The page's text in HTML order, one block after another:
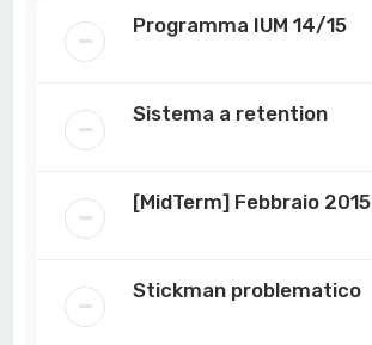
Programma IUM 14/15
Sistema a retention
[MidTerm] Febbraio 2015
Stickman problematico